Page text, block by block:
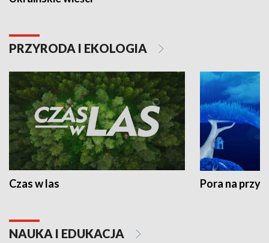
PRZYRODA I EKOLOGIA
Czas w las Pora na
NAUKA I EDUKACJA